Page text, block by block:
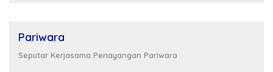
Pariwara
Seputar Kerjasama Penayangan Pariwara